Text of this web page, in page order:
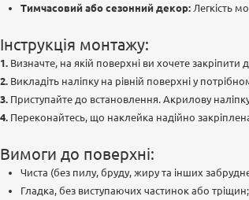
Тимчасовий або сезонний декор: Легкість
Інструкція монтажу:
Визначте, на якій поверхні ви хочете
Викладіть наліпку на рівній поверхні у
Приступайте до встановлення. Акрилову
Переконайтесь, що наклейка надійно
Вимоги до поверхні:
Чиста (без пилу, бруду, жиру та інших
Гладка, без виступаючих частинок або тріщин;